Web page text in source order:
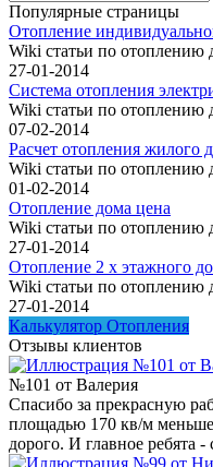
Популярные страницы
Отопление
Wiki статьи по отоплению
27-01-2014
Система отопления
Wiki статьи по отоплению
07-02-2014
Расчет отопления жилого
Wiki статьи по отоплению
01-02-2014
Отопление дома цена
Wiki статьи по отоплению
27-01-2014
Отопление 2 х этажного
Wiki статьи по отоплению
27-01-2014
Калькулятор Отопления
Отзывы клиентов
№101 от Валерия
Спасибо за прекрасную
площадью 170 кв/м
дорого. И главное ребята -